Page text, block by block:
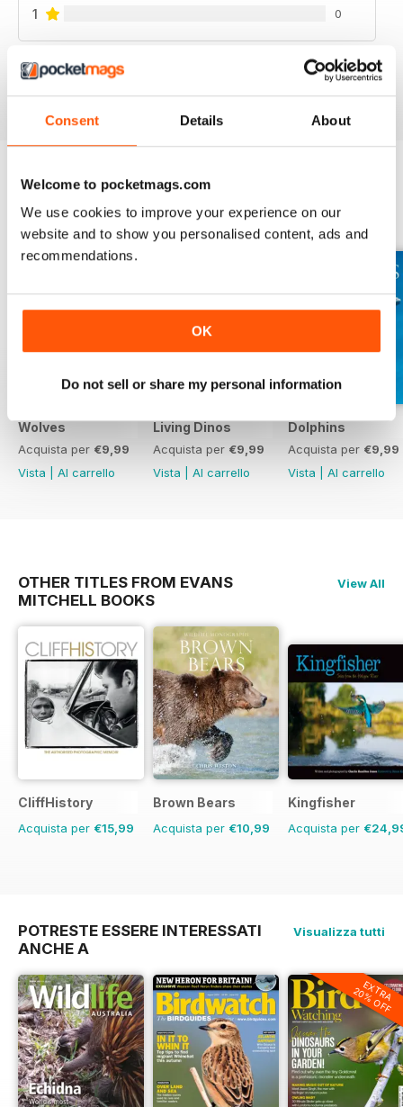
Consent Details About
Welcome to pocketmags.com
We use cookies to improve your experience on our
website and to show you personalised content, ads and
recommendations.
OK
Do not sell or share my personal information
1 0
VISUALIZZA LE RECENSIONI
EDIZIONI INDIETRO
Wolves
Acquista per €9,99
Vista
Al carrello
Living Dinos
Acquista per €9,99
Vista
Al carrello
Dolphins
Acquista per €9,99
Vista
Al carrello
OTHER TITLES FROM EVANS
MITCHELL BOOKS
View All
CliffHistory
Acquista per €15,99
Brown Bears
Acquista per €10,99
Kingfisher
Acquista per
POTRESTE ESSERE INTERESSATI
ANCHE A
Visualizza tutti
EXTRA
20% OFF